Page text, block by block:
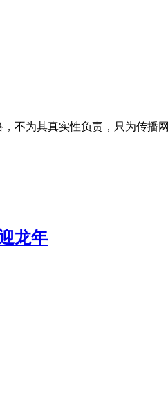
不为其真实性负责，只为传播
龙年